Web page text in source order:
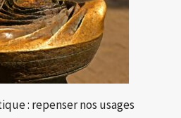
: repenser nos usages